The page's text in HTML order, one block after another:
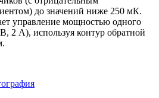
до значений ниже 250 мК.
управление мощностью одного
2 А), используя контур обратной